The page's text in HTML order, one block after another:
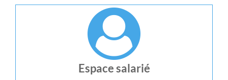
Espace salarié